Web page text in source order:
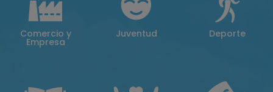
Comercio y
Empresa
Juventud Deporte